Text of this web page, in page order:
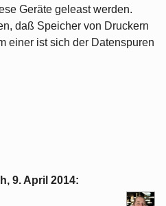
Geräte geleast werden.
daß Speicher von Druckern
einer ist sich der Datenspuren
9. April 2014: